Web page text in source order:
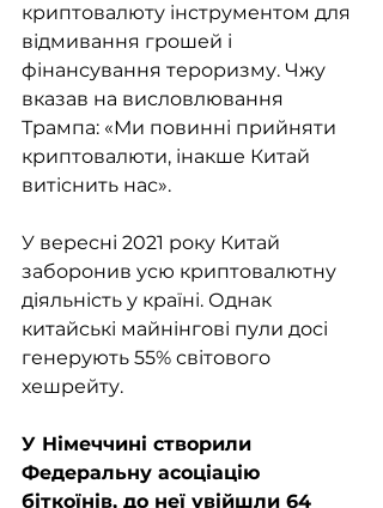
криптовалюту інструментом для
відмивання грошей і
фінансування тероризму. Чжу
вказав на висловлювання
Трампа: «Ми повинні прийняти
криптовалюти, інакше Китай
витіснить нас».
У вересні 2021 року Китай
заборонив усю криптовалютну
діяльність у країні. Однак
китайські майнінгові пули досі
генерують 55% світового
хешрейту.
У Німеччині створили
Федеральну асоціацію
біткоїнів, до неї увійшли 64